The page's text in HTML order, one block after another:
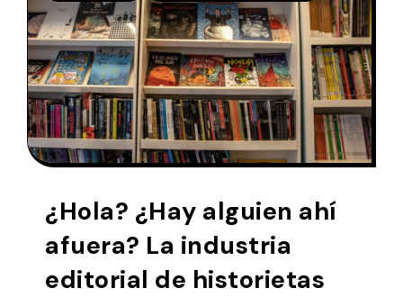
¿Hola? ¿Hay alguien ahí
afuera? La industria
editorial de historietas